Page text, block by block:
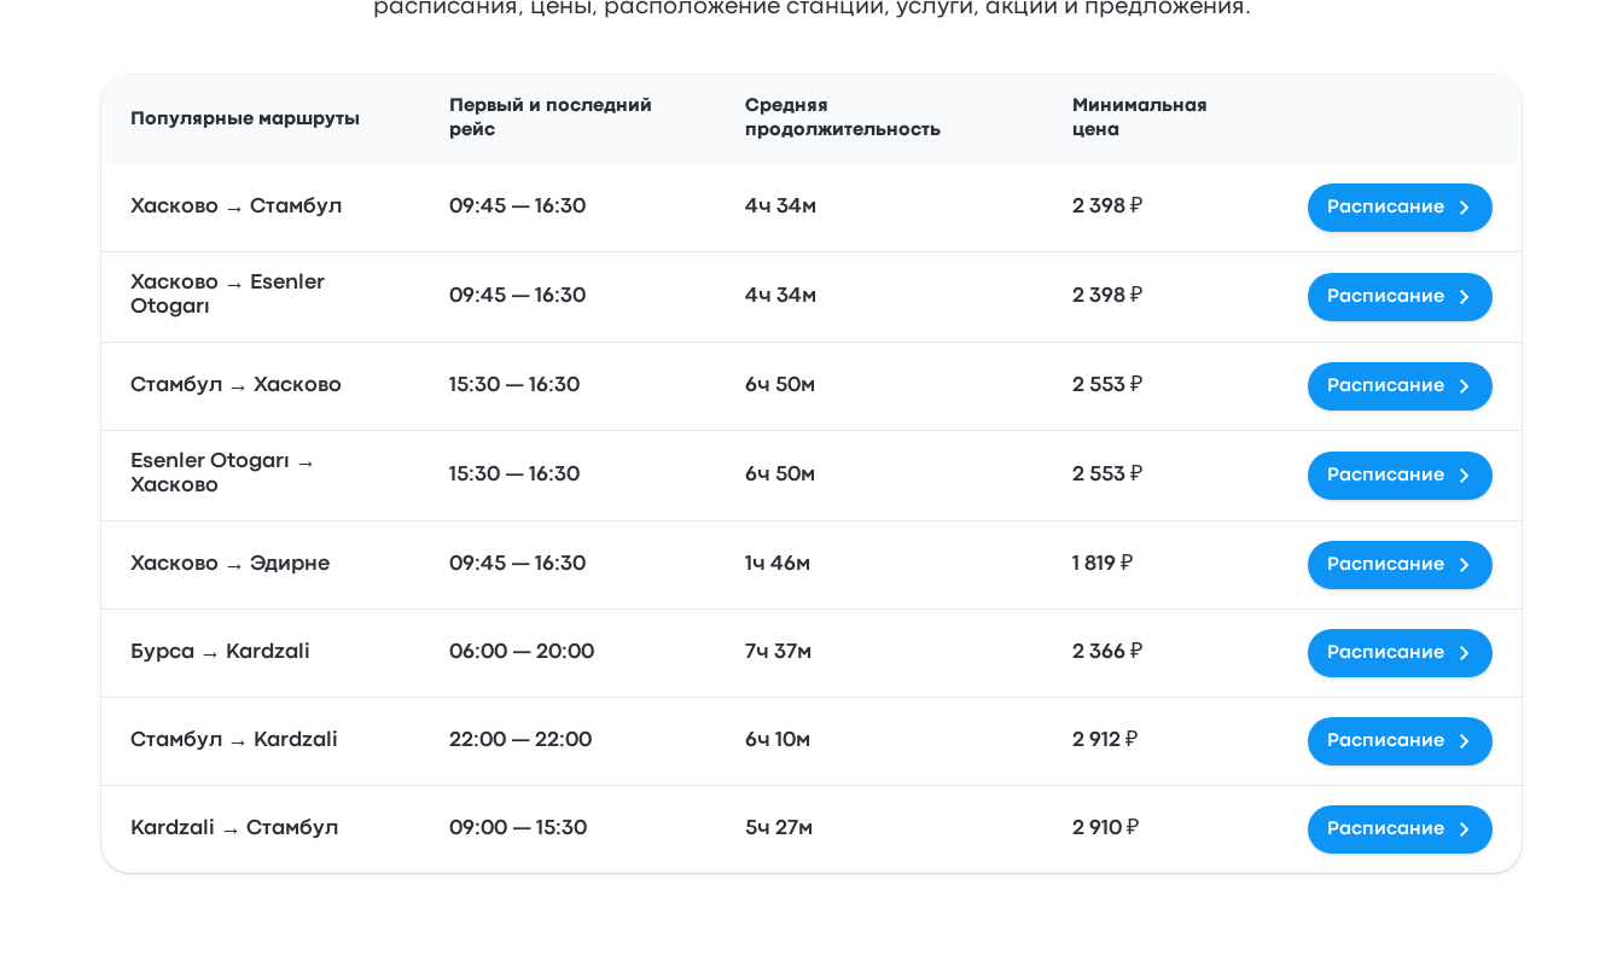
расписания, цены, расположение станций, услуги, акции и предложения.
Популярные маршруты
Первый и последний
рейс
Средняя
продолжительность
Минимальная
цена
Хасково → Стамбул 09:45 — 16:30 4ч 34м 2 398 ₽ Расписание
Хасково → Esenler
Otogarı
09:45 — 16:30 4ч 34м 2 398 ₽ Расписание
Стамбул → Хасково 15:30 — 16:30 6ч 50м 2 553 ₽ Расписание
Esenler Otogarı →
Хасково
15:30 — 16:30 6ч 50м 2 553 ₽ Расписание
Хасково → Эдирне 09:45 — 16:30 1ч 46м 1 819 ₽ Расписание
Бурса → Kardzali 06:00 — 20:00 7ч 37м 2 366 ₽ Расписание
Стамбул → Kardzali 22:00 — 22:00 6ч 10м 2 912 ₽ Расписание
Kardzali → Стамбул 09:00 — 15:30 5ч 27м 2 910 ₽ Расписание